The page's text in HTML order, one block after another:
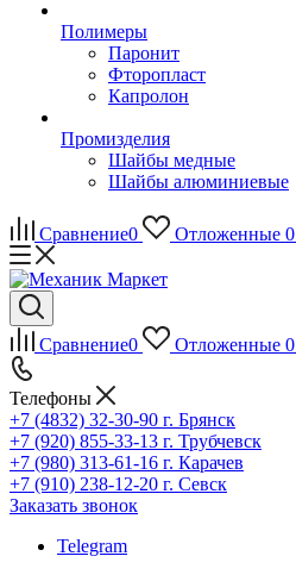
Полимеры
Паронит
Фторопласт
Капролон
Промизделия
Шайбы медные
Шайбы алюминиевые
Сравнение0 Отложенные 0
Сравнение0 Отложенные 0
Телефоны
+7 (4832) 32-30-90 г. Брянск
+7 (920) 855-33-13 г. Трубчевск
+7 (980) 313-61-16 г. Карачев
+7 (910) 238-12-20 г. Севск
Заказать звонок
Telegram